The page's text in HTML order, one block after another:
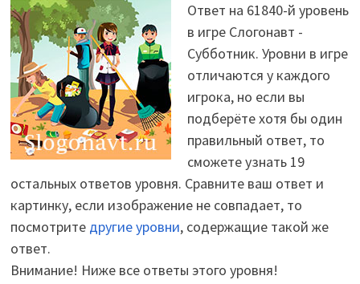
Ответ на 61840-й уровень
в игре Слогонавт -
Субботник. Уровни в игре
отличаются у каждого
игрока, но если вы
подберёте хотя бы один
правильный ответ, то
сможете узнать 19
остальных ответов уровня. Сравните ваш ответ и
картинку, если изображение не совпадает, то
посмотрите другие уровни, содержащие такой же
ответ.
Внимание! Ниже все ответы этого уровня!